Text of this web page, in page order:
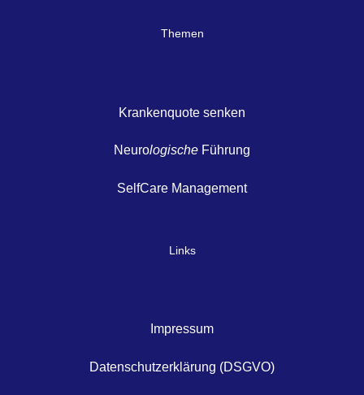
Themen
Krankenquote senken
Neurologische Führung
SelfCare Management
Links
Impressum
Datenschutzerklärung (DSGVO)